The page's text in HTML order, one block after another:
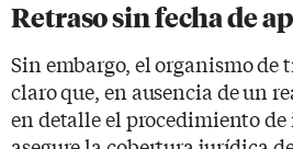
Retraso sin fecha de
Sin embargo, el organismo de
claro que, en ausencia de un
en detalle el procedimiento